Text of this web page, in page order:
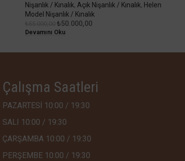
Nişanlık / Kınalık, Açık Nişanlık / Kınalık, Helen
Model Nişanlık / Kınalık
₺50.000,00
Devamını Oku
Çalışma Saatleri
PAZARTESİ 10:00 / 19:30
SALI 10:00 / 19:30
ÇARŞAMBA 10:00 / 19:30
PERŞEMBE 10:00 / 19:30